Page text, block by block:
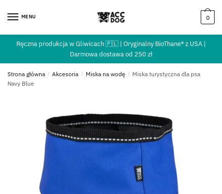
MENU 0
Ręczna produkcja w Gliwicach 🇵🇱 | Oryginalny BioThane® z USA |
Darmowa dostawa od 250 zł
Strona główna / Akcesoria / Miska na wodę / Miska turystyczna dla psa
Navy Blue